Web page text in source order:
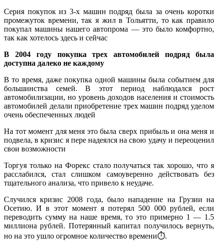
Серия покупок из 3-х машин подряд была за очень коротки
промежуток времени, так я жил в Тольятти, то как правило
покупал машины нашего автопрома — это было комфортно,
так как хотелось здесь и сейчас
В 2004 году покупка трех автомобилей подряд была
доступна далеко не каждому
В то время, даже покупка одной машины была событием для
большинства семей. В этот период наблюдался рост
автомобилизации, но уровень доходов населения и стоимость
автомобилей делали приобретение трех машин подряд уделом
очень обеспеченных людей
На тот момент для меня это была сверх прибыль и она меня и
подвела, в кризис я пере надеялся на свою удачу и переоценил
свои возможности
Торгуя только на Форекс стало получаться так хорошо, что я
расслабился, стал слишком самоуверенно действовать без
тщательного анализа, что привело к неудаче.
Случился кризис 2008 года, было нападение на Грузии на
Осетию. И в этот момент я потерял 500 000 рублей, если
переводить сумму на наше время, то это примерно 1 — 1.5
миллиона рублей. Потерянный капитал получилось вернуть,
но на это ушло огромное количество времени⏱.